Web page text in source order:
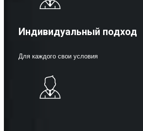
Индивидуальный подход
Для каждого свои условия